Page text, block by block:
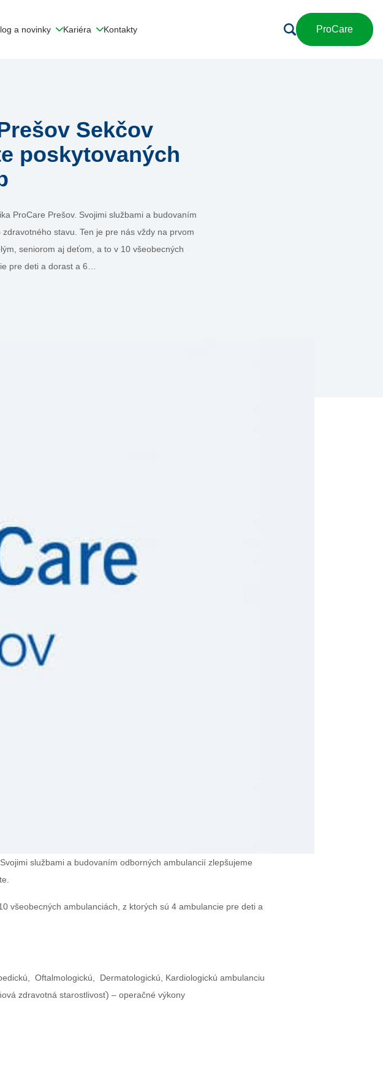
a novinky Kariéra Kontakty ProCare
Sekčov
poskytovaných
ProCare Prešov. Svojimi službami a budovaním
stavu. Ten je pre nás vždy na prvom
seniorom aj deťom, a to v 10 všeobecných
pre deti a dorast a 6…
službami a budovaním odborných ambulancií zlepšujeme
všeobecných ambulanciách, z ktorých sú 4 ambulancie pre deti a
Oftalmologickú, Dermatologickú, Kardiologickú ambulanciu
zdravotná starostlivosť) – operačné výkony